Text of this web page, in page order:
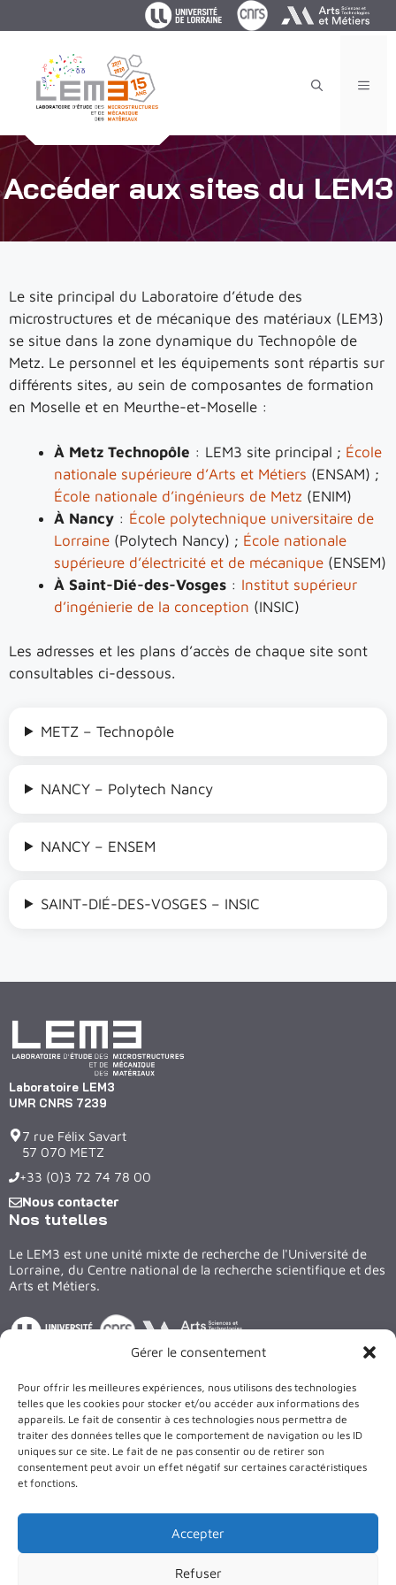
Gérer le consentement
Pour offrir les meilleures expériences, nous utilisons des technologies
telles que les cookies pour stocker et/ou accéder aux informations des
appareils. Le fait de consentir à ces technologies nous permettra de
traiter des données telles que le comportement de navigation ou les ID
uniques sur ce site. Le fait de ne pas consentir ou de retirer son
consentement peut avoir un effet négatif sur certaines caractéristiques
et fonctions.
Accepter
Refuser
au
Accéder aux sites du LEM3
Le site principal du Laboratoire d’étude des
microstructures et de mécanique des matériaux (LEM3)
se situe dans la zone dynamique du Technopôle de
Metz. Le personnel et les équipements sont répartis sur
différents sites, au sein de composantes de formation
en Moselle et en Meurthe-et-Moselle :
À Metz Technopôle : LEM3 site principal ; École
nationale supérieure d’Arts et Métiers (ENSAM) ;
École nationale d’ingénieurs de Metz (ENIM)
À Nancy : École polytechnique universitaire de
Lorraine (Polytech Nancy) ; École nationale
supérieure d’électricité et de mécanique (ENSEM)
À Saint-Dié-des-Vosges : Institut supérieur
d’ingénierie de la conception (INSIC)
Les adresses et les plans d’accès de chaque site sont
consultables ci-dessous.
METZ – Technopôle
NANCY – Polytech Nancy
NANCY – ENSEM
SAINT-DIÉ-DES-VOSGES – INSIC
Laboratoire LEM3
UMR CNRS 7239
7 rue Félix Savart
57 070 METZ
+33 (0)3 72 74 78 00
Nous contacter
Nos tutelles
Le LEM3 est une unité mixte de recherche de l'Université de
Lorraine, du Centre national de la recherche scientifique et des
Arts et Métiers.
Suivez nous sur les réseaux
LinkedIn
X Facebook
YouTube
Le bâtiment et les équipements du LEM3 sont cofinancés par
l’Union Européenne